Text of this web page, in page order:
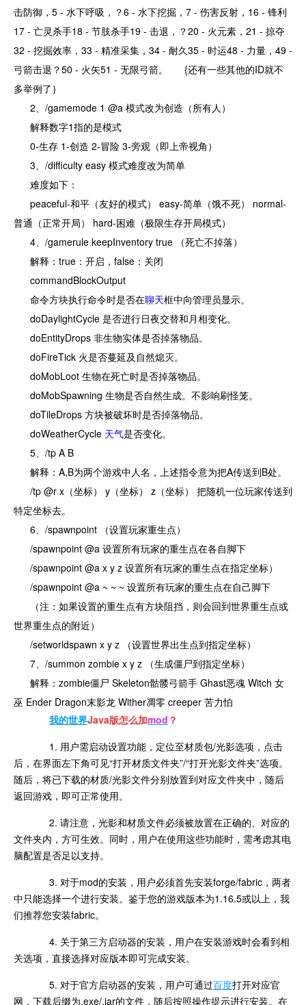
击防御，5 - 水下呼吸，？6 - 水下挖掘，7 - 伤害反射，16 - 锋利
17 - 亡灵杀手18 - 节肢杀手19 - 击退，？20 - 火元素，21 - 掠夺
32 - 挖掘效率，33 - 精准采集，34 - 耐久35 - 时运48 - 力量，49 -
弓箭击退？50 - 火矢51 - 无限弓箭。 {还有一些其他的ID就不
多举例了｝
2、/gamemode 1 @a 模式改为创造（所有人）
解释数字1指的是模式
0-生存 1-创造 2-冒险 3-旁观（即上帝视角）
3、/difficulty easy 模式难度改为简单
难度如下：
peaceful-和平（友好的模式） easy-简单（饿不死） normal-
普通（正常开局） hard-困难（极限生存开局模式）
4、/gamerule keepInventory true （死亡不掉落）
解释：true：开启，false：关闭
commandBlockOutput
命令方块执行命令时是否在聊天框中向管理员显示。
doDaylightCycle 是否进行日夜交替和月相变化。
doEntityDrops 非生物实体是否掉落物品。
doFireTick 火是否蔓延及自然熄灭。
doMobLoot 生物在死亡时是否掉落物品。
doMobSpawning 生物是否自然生成。不影响刷怪笼。
doTileDrops 方块被破坏时是否掉落物品。
doWeatherCycle 天气是否变化。
5、/tp A B
解释：A,B为两个游戏中人名，上述指令意为把A传送到B处。
/tp @r x（坐标） y（坐标） z（坐标） 把随机一位玩家传送到
特定坐标去。
6、/spawnpoint （设置玩家重生点）
/spawnpoint @a 设置所有玩家的重生点在各自脚下
/spawnpoint @a x y z 设置所有玩家的重生点在指定坐标）
/spawnpoint @a ~ ~ ~ 设置所有玩家的重生点在自己脚下
（注：如果设置的重生点有方块阻挡，则会回到世界重生点或
世界重生点的附近）
/setworldspawn x y z （设置世界出生点到指定坐标）
7、/summon zombie x y z （生成僵尸到指定坐标）
解释：zombie僵尸 Skeleton骷髅弓箭手 Ghast恶魂 Witch 女
巫 Ender Dragon末影龙 Wither凋零 creeper 苦力怕
我的世界Java版怎么加mod ？
1. 用户需启动设置功能，定位至材质包/光影选项，点击
后，在界面左下角可见“打开材质文件夹”/“打开光影文件夹”选项。
随后，将已下载的材质/光影文件分别放置到对应文件夹中，随后
返回游戏，即可正常使用。
2. 请注意，光影和材质文件必须被放置在正确的、对应的
文件夹内，方可生效。同时，用户在使用这些功能时，需考虑其电
脑配置是否足以支持。
3. 对于mod的安装，用户必须首先安装forge/fabric，两者
中只能选择一个进行安装。鉴于您的游戏版本为1.16.5或以上，我
们推荐您安装fabric。
4. 关于第三方启动器的安装，用户在安装游戏时会看到相
关选项，直接选择对应版本即可完成安装。
5. 对于官方启动器的安装，用户可通过百度打开对应官
网，下载后缀为.exe/.jar的文件，随后按照操作提示进行安装。在